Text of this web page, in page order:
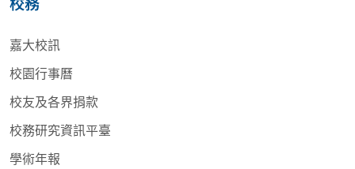
嘉大校訊
校園行事曆
校友及各界捐款
校務研究資訊平臺
學術年報